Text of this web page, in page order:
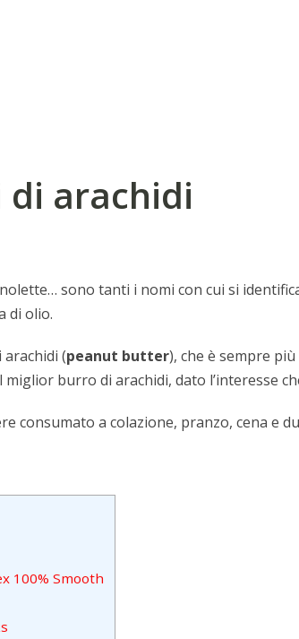
arachidi
sono tanti i nomi con cui si
di olio.
(peanut butter), che è sempre
miglior burro di arachidi, dato l’interesse
consumato a colazione, pranzo, cena e
100% Smooth